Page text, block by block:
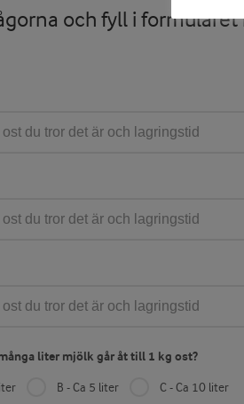
och fyll i
liter mjölk går åt till 1 kg ost?
B - Ca 5 liter C - Ca 10 liter